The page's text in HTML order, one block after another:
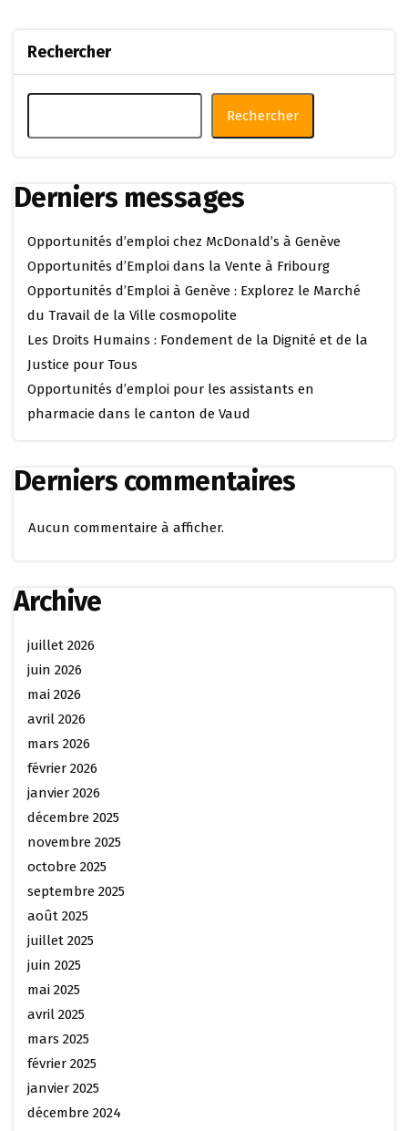
Rechercher
Rechercher
Derniers messages
Opportunités d’emploi chez McDonald’s à Genève
Opportunités d’Emploi dans la Vente à Fribourg
Opportunités d’Emploi à Genève : Explorez le Marché
du Travail de la Ville cosmopolite
Les Droits Humains : Fondement de la Dignité et de la
Justice pour Tous
Opportunités d’emploi pour les assistants en
pharmacie dans le canton de Vaud
Derniers commentaires
Aucun commentaire à afficher.
Archive
juillet 2026
juin 2026
mai 2026
avril 2026
mars 2026
février 2026
janvier 2026
décembre 2025
novembre 2025
octobre 2025
septembre 2025
août 2025
juillet 2025
juin 2025
mai 2025
avril 2025
mars 2025
février 2025
janvier 2025
décembre 2024